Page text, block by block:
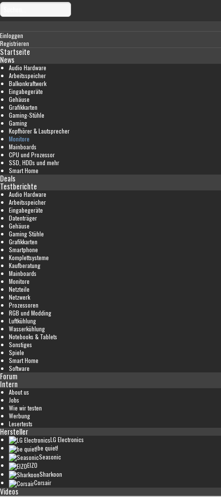
Einloggen
Registrieren
Startseite
News
Audio Hardware
Arbeitsspeicher
Balkonkraftwerk
Eingabegeräte
Gehäuse
Grafikkarten
Gaming-Stühle
Gaming
Kopfhörer & Lautsprecher
Monitore
Mainboards
CPU und Prozessor
SSD, HDDs und mehr
Smart Home
Deals
Testberichte
Audio Hardware
Arbeitsspeicher
Eingabegeräte
Datenträger
Gehäuse
Gaming Stühle
Grafikkarten
Smartphone
Komplettsysteme
Kaufberatung
Mainboards
Monitore
Netzteile
Netzwerk
Prozessoren
RGB und Modding
Luftkühlung
Wasserkühlung
Notebooks & Tablets
Sonstiges
Spiele
Smart Home
Software
Forum
Intern
About us
Jobs
Wie wir testen
Werbung
Lesertests
Hersteller
LG Electronics
be quiet!
Seasonic
EIZO
Sharkoon
Corsair
Videos